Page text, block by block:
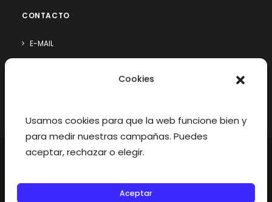
Cookies
Usamos cookies para que la web funcione bien y
para medir nuestras campañas. Puedes
aceptar, rechazar o elegir.
Aceptar
CONTACTO
E-MAIL